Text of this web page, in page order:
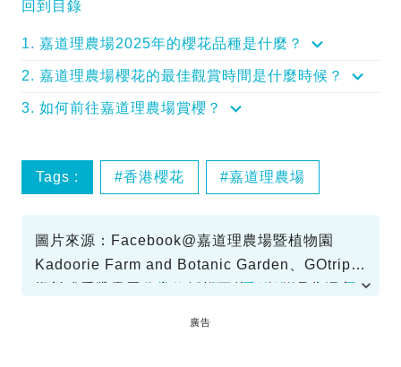
回到目錄
1. 嘉道理農場2025年的櫻花品種是什麼？
2. 嘉道理農場櫻花的最佳觀賞時間是什麼時候？
3. 如何前往嘉道理農場賞櫻？
Tags : 香港櫻花 嘉道理農場
圖片來源：Facebook@嘉道理農場暨植物園
Kadoorie Farm and Botanic Garden、GOtrip編
廣告